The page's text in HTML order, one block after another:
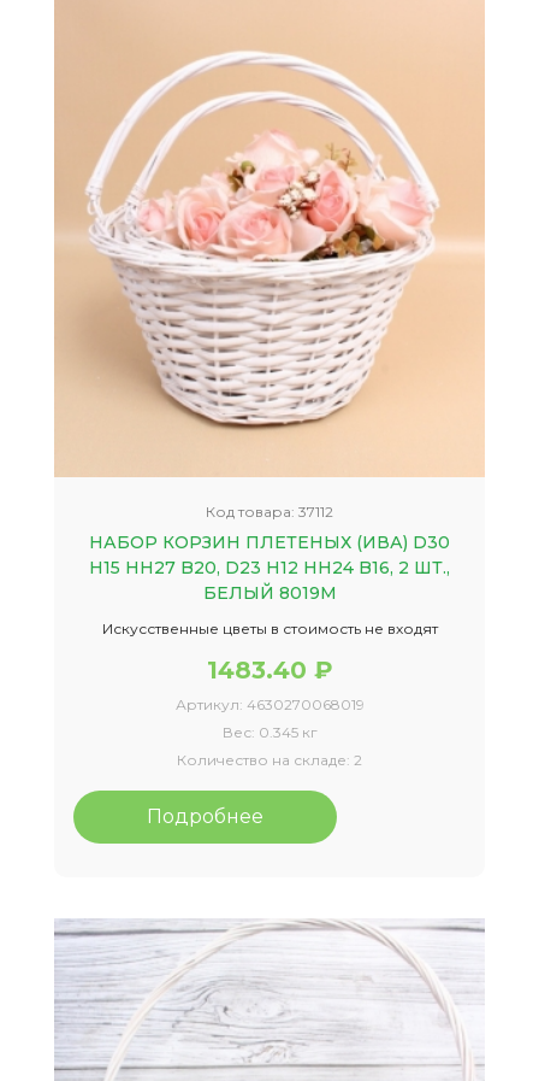
Код товара: 37112
НАБОР КОРЗИН ПЛЕТЕНЫХ (ИВА) D30
H15 HH27 B20, D23 H12 HH24 B16, 2 ШТ.,
БЕЛЫЙ 8019М
Искусственные цветы в стоимость не входят
1483.40 ₽
Артикул: 4630270068019
Вес: 0.345 кг
Количество на складе: 2
Подробнее